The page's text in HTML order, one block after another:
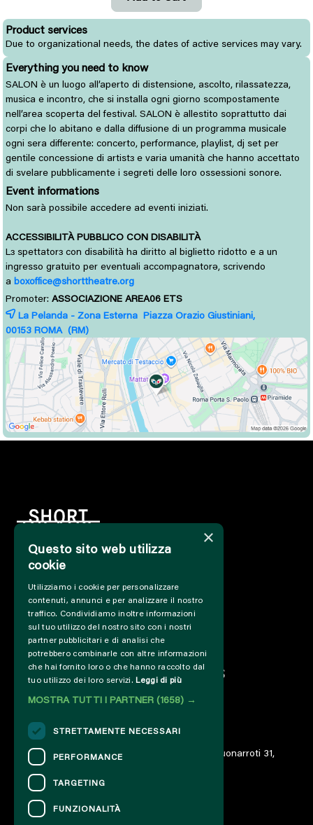
Product services
Due to organizational needs, the dates of active services may vary.
Everything you need to know
SALON è un luogo all’aperto di distensione, ascolto, rilassatezza,
musica e incontro, che si installa ogni giorno scompostamente
nell’area scoperta del festival. SALON è allestito soprattutto dai
corpi che lo abitano e dalla diffusione di un programma musicale
ogni sera differente: concerto, performance, playlist, dj set per
gentile concessione di artistɜ e varia umanità che hanno accettato
di svelare pubblicamente i segreti delle loro ossessioni sonore.
Event informations
Non sarà possibile accedere ad eventi iniziati.
ACCESSIBILITÀ PUBBLICO CON DISABILITÀ
Lɜ spettatorɜ con disabilità ha diritto al biglietto ridotto e a un
ingresso gratuito per eventuali accompagnatorə, scrivendo
a boxoffice@shorttheatre.org
Promoter: ASSOCIAZIONE AREA06 ETS
La Pelanda - Zona Esterna Piazza Orazio Giustiniani,
00153 ROMA (RM)
INFO
SUPPORT US
PRESS&PROFESSIONAL
ABOUT US
PARTNER
PROJECTS AND COLLABORATIONS
PAST EDITIONS
ARCHIVE
DIARY
© 2023 – Associazione AREA06 – ETS – Via Buonarroti 31,
00185 Roma – IT06859801000
CONTACTS
×
Questo sito web utilizza
cookie
Utilizziamo i cookie per personalizzare
contenuti, annunci e per analizzare il nostro
traffico. Condividiamo inoltre informazioni
sul tuo utilizzo del nostro sito con i nostri
partner pubblicitari e di analisi che
potrebbero combinarle con altre informazioni
che hai fornito loro o che hanno raccolto dal
tuo utilizzo dei loro servizi. Leggi di più
MOSTRA TUTTI I PARTNER (1658) →
STRETTAMENTE NECESSARI
PERFORMANCE
TARGETING
FUNZIONALITÀ